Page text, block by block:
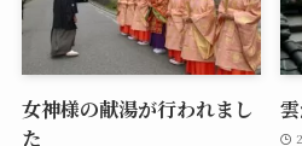
女神様の献湯が行われまし
た